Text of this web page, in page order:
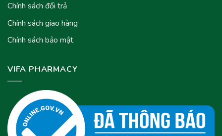
Chính sách đổi trả
Chính sách giao hàng
Chính sách bảo mật
VIFA PHARMACY